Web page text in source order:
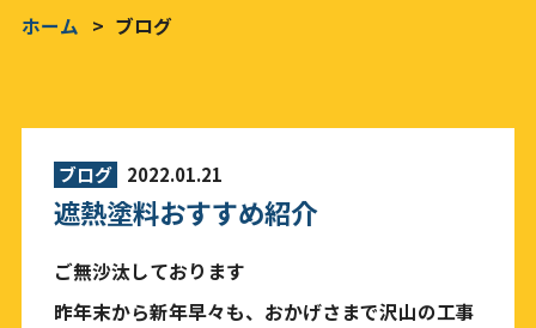
ホーム ブログ
ブログ 2022.01.21
遮熱塗料おすすめ紹介
ご無沙汰しております
昨年末から新年早々も、おかげさまで沢山の工事